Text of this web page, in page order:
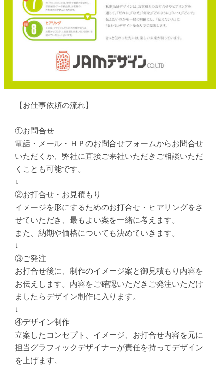
【お仕事依頼の流れ】
①お問合せ
電話・メール・ＨＰのお問合せフォームからお問合せ
いただくか、弊社に直接ご来社いただきご相談いただ
くことも可能です。
↓
②お打合せ・お見積もり
イメージを形にするためのお打合せ・ヒアリングをさ
せていただき、最もよい案を一緒に考えます。
また、納期や価格についても決めていきます。
↓
③ご発注
お打合せ後に、制作のイメージ案と御見積もり内容を
お伝えします。内容をご確認いただきご発注いただけ
ましたらデザイン制作に入ります。
↓
④デザイン制作
立案したコンセプト、イメージ、お打合せ内容を元に
担当グラフィックデザイナーが責任を持ってデザイン
を上げます。